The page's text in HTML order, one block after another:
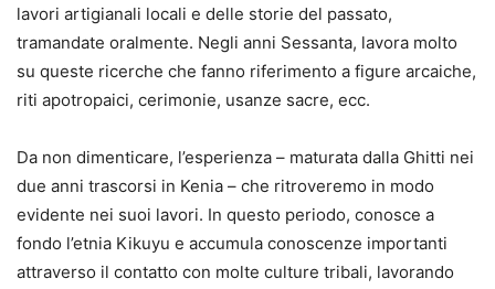
lavori artigianali locali e delle storie del passato,
tramandate oralmente. Negli anni Sessanta, lavora molto
su queste ricerche che fanno riferimento a figure arcaiche,
riti apotropaici, cerimonie, usanze sacre, ecc.
Da non dimenticare, l’esperienza – maturata dalla Ghitti nei
due anni trascorsi in Kenia – che ritroveremo in modo
evidente nei suoi lavori. In questo periodo, conosce a
fondo l’etnia Kikuyu e accumula conoscenze importanti
attraverso il contatto con molte culture tribali, lavorando